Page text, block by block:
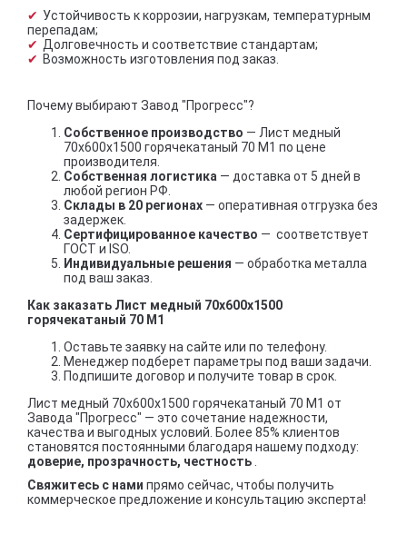
Устойчивость к коррозии, нагрузкам, температурным
перепадам;
Долговечность и соответствие стандартам;
Возможность изготовления под заказ.
Почему выбирают Завод "Прогресс"?
Собственное производство — Лист медный
70х600х1500 горячекатаный 70 М1 по цене
производителя.
Собственная логистика — доставка от 5 дней в
любой регион РФ.
Склады в 20 регионах — оперативная отгрузка без
задержек.
Сертифицированное качество — соответствует
ГОСТ и ISO.
Индивидуальные решения — обработка металла
под ваш заказ.
Как заказать Лист медный 70х600х1500
горячекатаный 70 М1
Оставьте заявку на сайте или по телефону.
Менеджер подберет параметры под ваши задачи.
Подпишите договор и получите товар в срок.
Лист медный 70х600х1500 горячекатаный 70 М1 от
Завода "Прогресс" — это сочетание надежности,
качества и выгодных условий. Более 85% клиентов
становятся постоянными благодаря нашему подходу:
доверие, прозрачность, честность
Свяжитесь с нами прямо сейчас, чтобы получить
коммерческое предложение и консультацию эксперта!